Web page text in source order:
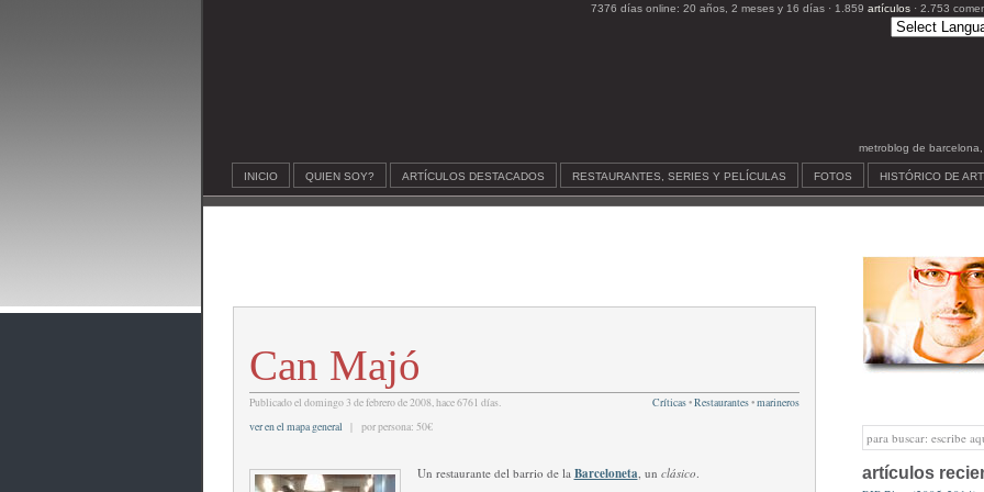
7376 días online: 20 años, 2 meses y 16 días · 1.859 artículos· 2.753
metroblog de
INICIO QUIEN SOY? ARTÍCULOS DESTACADOS RESTAURANTES, SERIES Y PELÍCULAS FOTOS HISTÓRICO DE
Can Majó
Publicado el domingo 3 de febrero de 2008, hace 6761 días. Críticas•Restaurantes•marineros
ver en el mapa general
| por persona: 50€
Un restaurante del barrio de la Barceloneta, un clásico. artículos